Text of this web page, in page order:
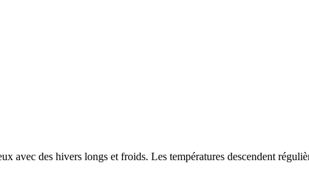
avec des hivers longs et froids. Les températures descendent